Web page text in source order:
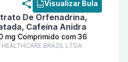
Visualizar Bula
De Orfenadrina,
Cafeína Anidra
mg Comprimido com 36
HEALTHCARE BRAZIL LTDA